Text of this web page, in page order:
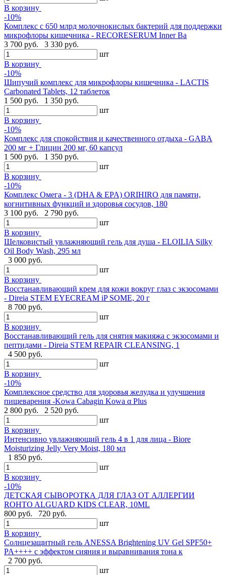
В корзину
-10%
Комплекс с 650 млрд молочнокислых бактерий для поддержки
микрофлоры кишечника - RECORESERUM Inner Ba
3 700 руб.
3 330 руб.
шт
В корзину
-10%
Шипучий комплекс для микрофлоры кишечника - LACTIS
Carbonated Tablets, 12 таблеток
1 500 руб.
1 350 руб.
шт
В корзину
-10%
Комплекс для спокойствия и качественного отдыха - GABA
200 мг + Глицин 200 мг, 60 капсул
1 500 руб.
1 350 руб.
шт
В корзину
-10%
Комплекс Омега - 3 (DHA & EPA) ORIHIRO для памяти,
когнитивных функций и здоровья сосудов, 180
3 100 руб.
2 790 руб.
шт
В корзину
Шелковистый увлажняющий гель для душа - ELOILIA Silky
Oil Body Wash, 295 мл
3 000 руб.
шт
В корзину
Восстанавливающий крем для кожи вокруг глаз с экзосомами
- Direia STEM EYECREAM iP SOME, 20 г
8 700 руб.
шт
В корзину
Восстанавливающий гель для снятия макияжа с экзосомами и
пептидами - Direia STEM REPAIR CLEANSING, 1
4 500 руб.
шт
В корзину
-10%
Комплексное средство для здоровья желудка и улучшения
пищеварения -Kowa Cabagin Kowa α Plus
2 800 руб.
2 520 руб.
шт
В корзину
Интенсивно увлажняющий гель 4 в 1 для лица - Biore
Moisturizing Jelly Very Moist, 180 мл
1 850 руб.
шт
В корзину
-10%
ДЕТСКАЯ СЫВОРОТКА ДЛЯ ГЛАЗ ОТ АЛЛЕРГИИ
ROHTO ALGUARD KIDS CLEAR, 10ML
800 руб.
720 руб.
шт
В корзину
Солнцезащитный гель ANESSA Brightening UV Gel SPF50+
PA++++ с эффектом сияния и выравнивания тона к
2 700 руб.
шт